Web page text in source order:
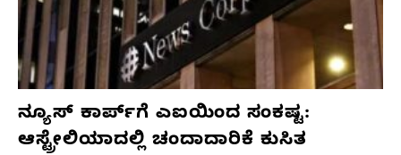
ನ್ಯೂಸ್ ಕಾರ್ಪ್‌ಗೆ ಎಐಯಿಂದ ಸಂಕಷ್ಟ:
ಆಸ್ಟ್ರೇಲಿಯಾದಲ್ಲಿ ಚಂದಾದಾರಿಕೆ ಕುಸಿತ